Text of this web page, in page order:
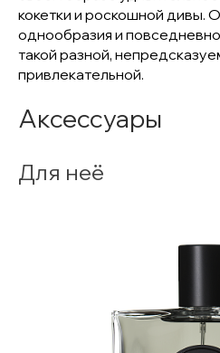
кокетки и роскошной дивы.
однообразия и
такой разной,
привлекательной.
Аксессуары
Для неё